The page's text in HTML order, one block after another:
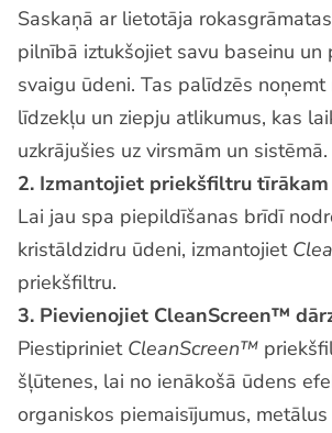
Saskaņā ar lietotāja
pilnībā iztukšojiet savu baseinu
svaigu ūdeni. Tas palīdzēs noņemt
līdzekļu un ziepju atlikumus, kas
uzkrājušies uz virsmām un sistēmā.
2. Izmantojiet priekšfiltru
Lai jau spa piepildīšanas brīdī
kristāldzidru ūdeni, izmantojiet
priekšfiltru.
3. Pievienojiet CleanScreen™
Piestipriniet CleanScreen™
šļūtenes, lai no ienākošā ūdens
organiskos piemaisījumus,